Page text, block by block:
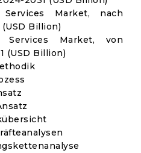
Market, nach
Billion)
Market, von
(USD Billion)